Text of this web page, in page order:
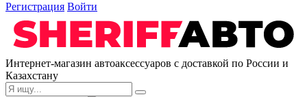
Регистрация Войти
Интернет-магазин автоаксессуаров с доставкой по России и
Казахстану